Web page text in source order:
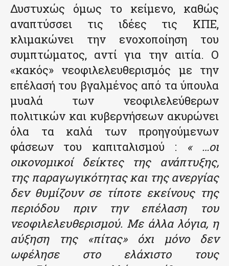
Δυστυχώς όμως το κείμενο, καθώς
αναπτύσσει τις ιδέες τις ΚΠΕ,
κλιμακώνει την ενοχοποίηση του
συμπτώματος, αντί για την αιτία. Ο
«κακός» νεοφιλελευθερισμός με την
επέλασή του βγαλμένος από τα ύπουλα
μυαλά των νεοφιλελεύθερων
πολιτικών και κυβερνήσεων ακυρώνει
όλα τα καλά των προηγούμενων
φάσεων του καπιταλισμού : « …οι
οικονομικοί δείκτες της ανάπτυξης,
της παραγωγικότητας και της ανεργίας
δεν θυμίζουν σε τίποτε εκείνους της
περιόδου πριν την επέλαση του
νεοφιλελευθερισμού. Με άλλα λόγια, η
αύξηση της «πίτας» όχι μόνο δεν
ωφέλησε στο ελάχιστο τους